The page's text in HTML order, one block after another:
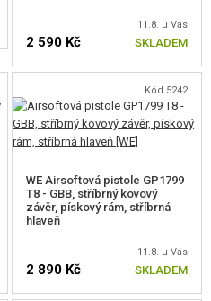
11.8. u Vás
2 590 Kč SKLADEM
Kód 5242
WE Airsoftová pistole GP1799
T8 - GBB, stříbrný kovový
závěr, pískový rám, stříbrná
hlaveň
11.8. u Vás
2 890 Kč SKLADEM